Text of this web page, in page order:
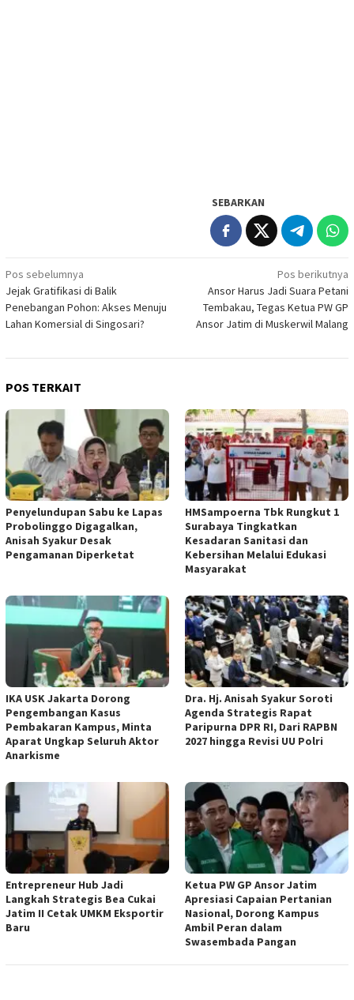
SEBARKAN
Navigasi
pos
Pos sebelumnya
Jejak Gratifikasi di Balik
Penebangan Pohon: Akses Menuju
Lahan Komersial di Singosari?
Pos berikutnya
Ansor Harus Jadi Suara Petani
Tembakau, Tegas Ketua PW GP
Ansor Jatim di Muskerwil Malang
POS TERKAIT
Penyelundupan Sabu ke Lapas
Probolinggo Digagalkan,
Anisah Syakur Desak
Pengamanan Diperketat
HMSampoerna Tbk Rungkut 1
Surabaya Tingkatkan
Kesadaran Sanitasi dan
Kebersihan Melalui Edukasi
Masyarakat
IKA USK Jakarta Dorong
Pengembangan Kasus
Pembakaran Kampus, Minta
Aparat Ungkap Seluruh Aktor
Anarkisme
Dra. Hj. Anisah Syakur Soroti
Agenda Strategis Rapat
Paripurna DPR RI, Dari RAPBN
2027 hingga Revisi UU Polri
Entrepreneur Hub Jadi
Langkah Strategis Bea Cukai
Jatim II Cetak UMKM Eksportir
Baru
Ketua PW GP Ansor Jatim
Apresiasi Capaian Pertanian
Nasional, Dorong Kampus
Ambil Peran dalam
Swasembada Pangan